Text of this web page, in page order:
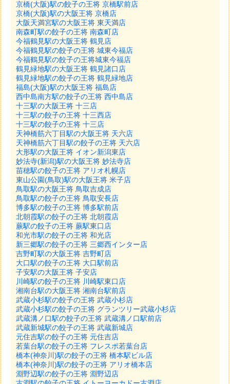
京橋(大阪)駅の餃子の王将 京橋駅前店
京橋(大阪)駅の大阪王将 京橋店
大阪天満宮駅の大阪王将 東天満店
南森町駅の餃子の王将 南森町店
今福鶴見駅の大阪王将 鶴見店
今福鶴見駅の餃子の王将 城東今福店
今福鶴見駅の餃子の王将城東今福店
鶴見緑地駅の大阪王将 鶴見諸口店
鶴見緑地駅の餃子の王将 鶴見緑地店
福島(大阪)駅の大阪王将 福島店
西中島南方駅の餃子の王将 西中島店
十三駅の大阪王将 十三店
十三駅の餃子の王将 十三西店
十三駅の餃子の王将 十三店
天神橋筋六丁目駅の大阪王将 天六店
天神橋筋六丁目駅の餃子の王将 天六店
大形駅の大阪王将 イオン新潟東店
妙法寺(新潟)駅の大阪王将 妙法寺店
苗穂駅の餃子の王将 アリオ札幌店
東山公園(鳥取)駅の大阪王将 米子店
鳥取駅の大阪王将 鳥取吉成店
鳥取駅の餃子の王将 鳥取安長店
博多駅の餃子の王将 博多駅前店
北朝霞駅の餃子の王将 北朝霞店
蕨駅の餃子の王将 蕨駅東口店
和光市駅の餃子の王将 和光店
新三郷駅の餃子の王将 三郷西インター店
吉野町駅の大阪王将 吉野町店
大口駅の餃子の王将 大口駅前店
子安駅の大阪王将 子安店
川崎駅の餃子の王将 川崎駅東口店
湘南台駅の大阪王将 湘南台駅前店
武蔵小杉駅の餃子の王将 武蔵小杉店
武蔵小杉駅の餃子の王将 グランツリー武蔵小杉店
武蔵溝ノ口駅の餃子の王将 武蔵溝ノ口駅前店
武蔵新城駅の餃子の王将 武蔵新城店
元住吉駅の餃子の王将 元住吉店
若葉台駅の餃子の王将 フレスポ若葉台店
橋本(神奈川)駅の餃子の王将 橋本駅ビル店
橋本(神奈川)駅の餃子の王将 アリオ橋本店
淵野辺駅の餃子の王将 淵野辺店